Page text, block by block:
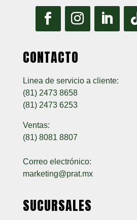
CONTACTO
Linea de servicio a cliente:
(81) 2473 8658
(81) 2473 6253
Ventas:
(81) 8081 8807
Correo electrónico:
marketing@prat.mx
SUCURSALES